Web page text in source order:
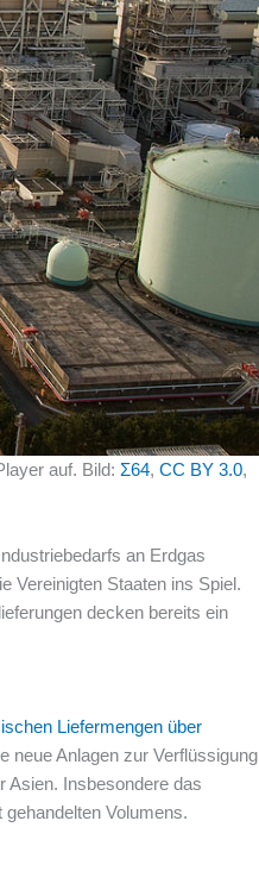
auf. Bild: Σ64, CC BY 3.0,
an Erdgas
Vereinigten Staaten ins Spiel.
decken bereits ein
Liefermengen über
neue Anlagen zur Verflüssigung
Asien. Insbesondere das
Volumens.